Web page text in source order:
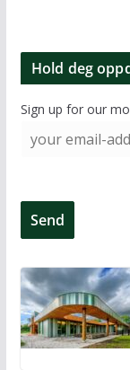
Hold deg
Sign up for our